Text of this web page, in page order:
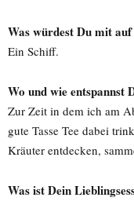
Was würdest Du mit auf
Ein Schiff.
Wo und wie entspannst
Zur Zeit in dem ich am
gute Tasse Tee dabei
Kräuter entdecken,
Was ist Dein